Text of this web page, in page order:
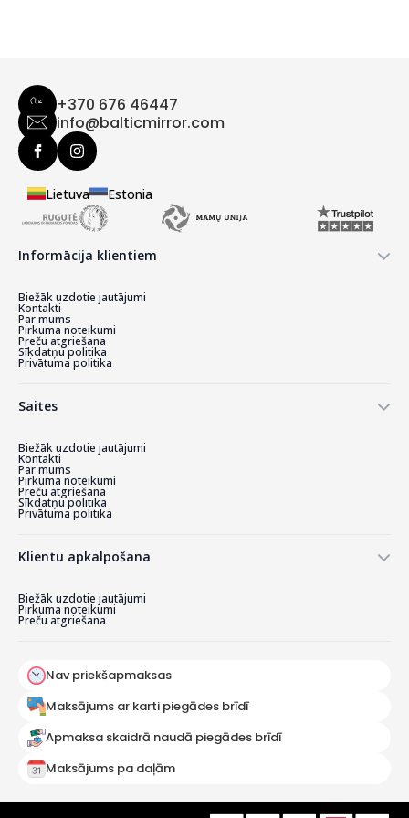
+370 676 46447
info@balticmirror.com
Lietuva Estonia
Informācija klientiem
Biežāk uzdotie jautājumi
Kontakti
Par mums
Pirkuma noteikumi
Preču atgriešana
Sīkdatņu politika
Privātuma politika
Saites
Biežāk uzdotie jautājumi
Kontakti
Par mums
Pirkuma noteikumi
Preču atgriešana
Sīkdatņu politika
Privātuma politika
Klientu apkalpošana
Biežāk uzdotie jautājumi
Pirkuma noteikumi
Preču atgriešana
Nav priekšapmaksas
Maksājums ar karti piegādes brīdī
Apmaksa skaidrā naudā piegādes brīdī
Maksājums pa daļām